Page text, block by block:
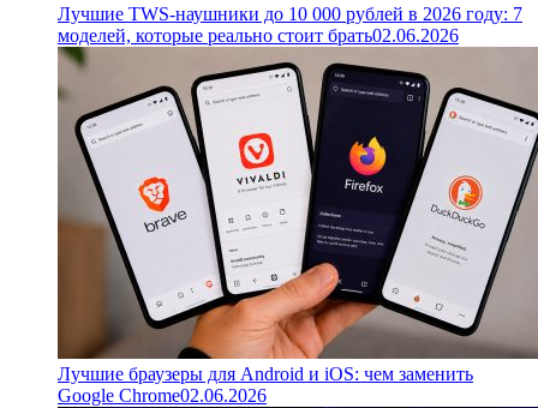
Лучшие TWS-наушники до 10 000 рублей в 2026 году: 7
моделей, которые реально стоит брать02.06.2026
Лучшие браузеры для Android и iOS: чем заменить
Google Chrome02.06.2026